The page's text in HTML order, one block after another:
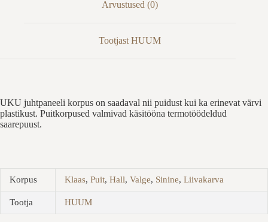
Arvustused (0)
Tootjast HUUM
UKU juhtpaneeli korpus on saadaval nii puidust kui ka erinevat värvi
plastikust. Puitkorpused valmivad käsitööna termotöödeldud
saarepuust.
Korpus Klaas, Puit, Hall, Valge, Sinine, Liivakarva
Tootja HUUM